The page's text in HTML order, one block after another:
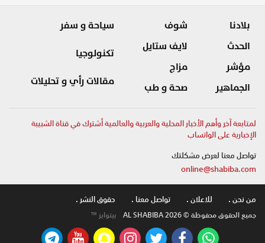
بلادنا
الحدث
مؤشر
الجماهير
شوف
لايف ستايل
مزاج
صحة و طب
سياحة و سفر
تكنولوجيا
مقالات رأي و تحليلات
لمتابعة آخر وأهم الأخبار المحلية والعربية والعالمية أشترك في قناة الشبيبة
الإخبارية على الواتساب
تواصل معنا لعرض مشكلتك
online@shabiba.com
من نحن .
للاعلان . تواصل معنا . حقوق النشر .
جميع الحقوق محفوظة © AL SHABIBA 2026 بيتوايز ™